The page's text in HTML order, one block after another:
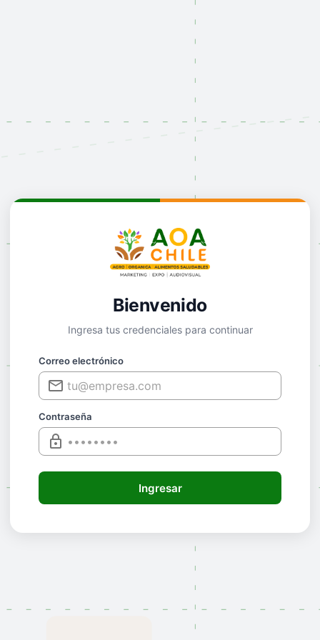
Bienvenido
Ingresa tus credenciales para continuar
Correo electrónico
Contraseña
Ingresar